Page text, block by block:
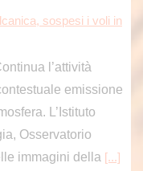
sospesi i voli in
l’attività
emissione
L’Istituto
Osservatorio
immagini della [...]